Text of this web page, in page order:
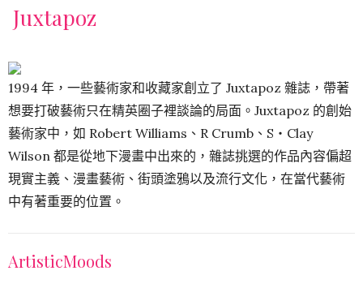
Juxtapoz
1994 年，一些藝術家和收藏家創立了 Juxtapoz 雜誌，帶著
想要打破藝術只在精英圈子裡談論的局面。Juxtapoz 的創始
藝術家中，如 Robert Williams、R Crumb、S‧Clay
Wilson 都是從地下漫畫中出來的，雜誌挑選的作品內容偏超
現實主義、漫畫藝術、街頭塗鴉以及流行文化，在當代藝術
中有著重要的位置。
ArtisticMoods